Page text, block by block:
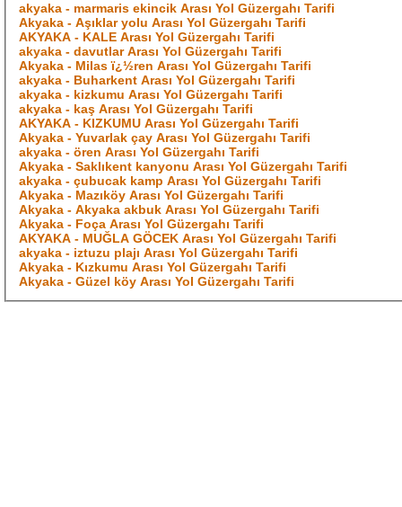
akyaka - marmaris ekincik Arası Yol Güzergahı Tarifi
Akyaka - Aşıklar yolu Arası Yol Güzergahı Tarifi
AKYAKA - KALE Arası Yol Güzergahı Tarifi
akyaka - davutlar Arası Yol Güzergahı Tarifi
Akyaka - Milas ï¿½ren Arası Yol Güzergahı Tarifi
akyaka - Buharkent Arası Yol Güzergahı Tarifi
akyaka - kizkumu Arası Yol Güzergahı Tarifi
akyaka - kaş Arası Yol Güzergahı Tarifi
AKYAKA - KIZKUMU Arası Yol Güzergahı Tarifi
Akyaka - Yuvarlak çay Arası Yol Güzergahı Tarifi
akyaka - ören Arası Yol Güzergahı Tarifi
Akyaka - Saklıkent kanyonu Arası Yol Güzergahı Tarifi
akyaka - çubucak kamp Arası Yol Güzergahı Tarifi
Akyaka - Mazıköy Arası Yol Güzergahı Tarifi
Akyaka - Akyaka akbuk Arası Yol Güzergahı Tarifi
Akyaka - Foça Arası Yol Güzergahı Tarifi
AKYAKA - MUĞLA GÖCEK Arası Yol Güzergahı Tarifi
akyaka - iztuzu plajı Arası Yol Güzergahı Tarifi
Akyaka - Kızkumu Arası Yol Güzergahı Tarifi
Akyaka - Güzel köy Arası Yol Güzergahı Tarifi